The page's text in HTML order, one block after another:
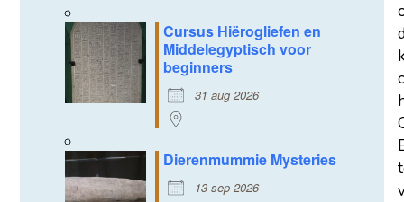
Cursus Hiërogliefen en
Middelegyptisch voor
beginners
31 aug 2026
Dierenmummie Mysteries
13 sep 2026